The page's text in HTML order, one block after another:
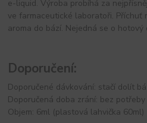
e-liquid. Výroba probíhá za
ve farmaceutické laboratoři. Příchuť
aroma do bází. Nejedná se o hotový
Doporučení:
Doporučené dávkování: stačí dolít
Doporučená doba zrání: bez
Objem: 6ml (plastová lahvička 60ml)